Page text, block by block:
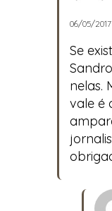
06/05/2017
Se
nelas.
vale é